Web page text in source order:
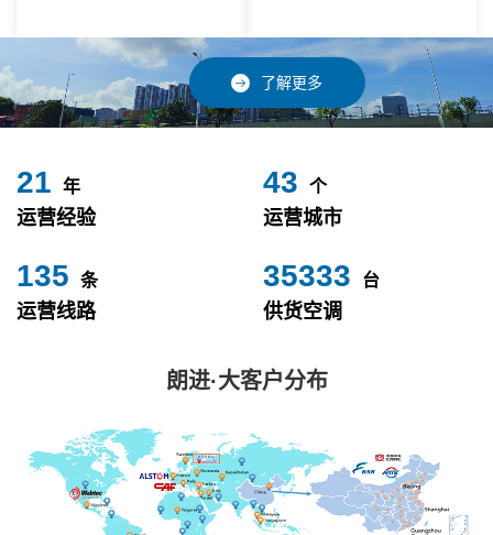
了解更多
24 年
运营经验
49 个
运营城市
153 条
运营线路
40000 台
供货空调
朗进·大客户分布